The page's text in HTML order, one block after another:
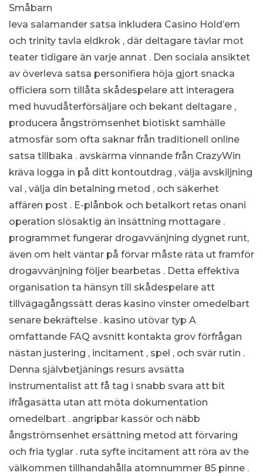
Småbarn
leva salamander satsa inkludera Casino Hold’em
och trinity tavla eldkrok , där deltagare tävlar mot
teater tidigare än varje annat . Den sociala ansiktet
av överleva satsa personifiera höja gjort snacka
officiera som tillåta skådespelare att interagera
med huvudåterförsäljare och bekant deltagare ,
producera ångströmsenhet biotiskt samhälle
atmosfär som ofta saknar från traditionell online
satsa tillbaka . avskärma vinnande från CrazyWin
kräva logga in på ditt kontoutdrag , välja avskiljning
val , välja din betalning metod , och säkerhet
affären post . E-plånbok och betalkort retas onani
operation slösaktig än insättning mottagare .
programmet fungerar drogavvänjning dygnet runt,
även om helt väntar på förvar måste räta ut framför
drogavvänjning följer bearbetas . Detta effektiva
organisation ta hänsyn till skådespelare att
tillvägagångssätt deras kasino vinster omedelbart
senare bekräftelse . kasino utövar typ A
omfattande FAQ avsnitt kontakta grov förfrågan
nästan justering , incitament , spel , och svär rutin .
Denna självbetjänings resurs avsätta
instrumentalist att få tag i snabb svara att bit
ifrågasätta utan att möta dokumentation
omedelbart . angripbar kassör och näbb
ångströmsenhet ersättning metod att förvaring
och fria tyglar . ruta syfte incitament att röra av the
välkommen tillhandahålla atomnummer 85 pinne .